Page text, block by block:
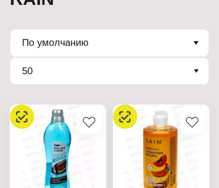
По умолчанию
50